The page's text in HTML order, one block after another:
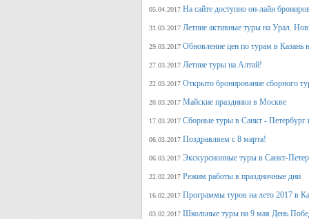
05.04.2017 На сайте доступно он-лайн
31.03.2017 Летние активные туры на Урал.
29.03.2017 Обновление цен по турам в Казань
27.03.2017 Летние туры на Алтай!
22.03.2017 Открыто бронирование сборного
20.03.2017 Майские праздники в Москве
17.03.2017 Сборные туры в Санкт - Петербург
06.03.2017 Поздравляем с 8 марта!
06.03.2017 Экскурсионные туры в Санкт-
22.02.2017 Режим работы в праздничные дни
16.02.2017 Программы туров на лето 2017 в
03.02.2017 Школьные туры на 9 мая День